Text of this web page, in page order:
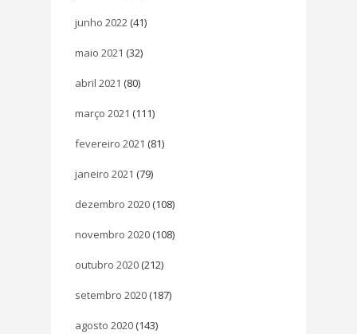
junho 2022 (41)
maio 2021 (32)
abril 2021 (80)
março 2021 (111)
fevereiro 2021 (81)
janeiro 2021 (79)
dezembro 2020 (108)
novembro 2020 (108)
outubro 2020 (212)
setembro 2020 (187)
agosto 2020 (143)